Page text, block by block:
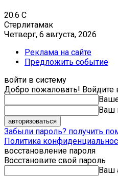
20.6 C
Стерлитамак
Четверг, 6 августа, 2026
Реклама на сайте
Предложить событие
войти в систему
Добро пожаловать! Войдите
Ваш
Забыли пароль? получить
Политика
восстановление пароля
Восстановите свой пароль
Ваш